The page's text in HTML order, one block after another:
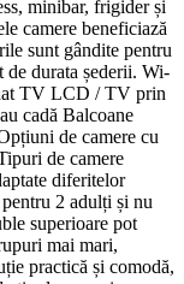
minibar, frigider și
camere beneficiază
sunt gândite pentru
durata șederii. Wi-
TV LCD / TV prin
cadă Balcoane
de camere cu
de camere
diferitelor
2 adulți și nu
superioare pot
mai mari,
practică și comodă,